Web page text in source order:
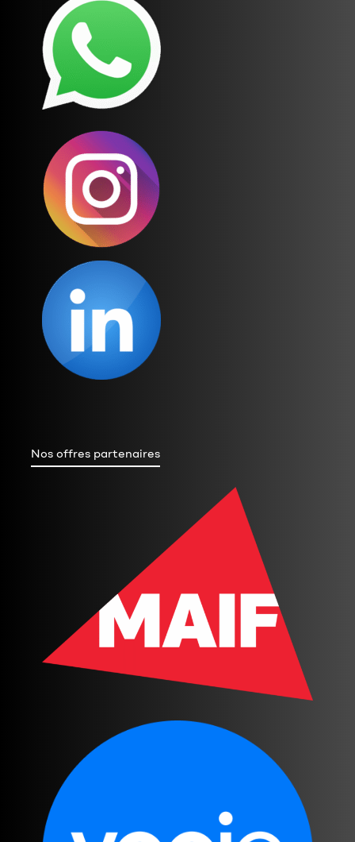
Nos offres partenaires